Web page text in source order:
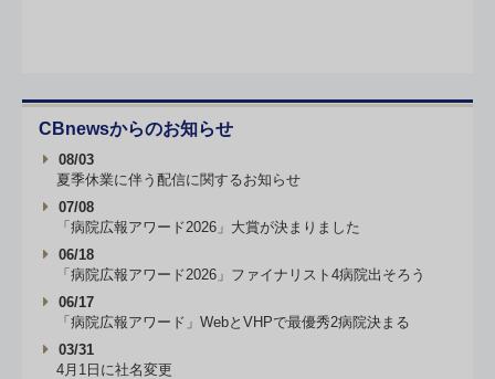
CBnewsからのお知らせ
08/03
夏季休業に伴う配信に関するお知らせ
07/08
「病院広報アワード2026」大賞が決まりました
06/18
「病院広報アワード2026」ファイナリスト4病院出そろう
06/17
「病院広報アワード」WebとVHPで最優秀2病院決まる
03/31
4月1日に社名変更